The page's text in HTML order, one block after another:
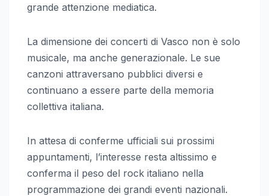
grande attenzione mediatica.
La dimensione dei concerti di Vasco non è solo
musicale, ma anche generazionale. Le sue
canzoni attraversano pubblici diversi e
continuano a essere parte della memoria
collettiva italiana.
In attesa di conferme ufficiali sui prossimi
appuntamenti, l’interesse resta altissimo e
conferma il peso del rock italiano nella
programmazione dei grandi eventi nazionali.